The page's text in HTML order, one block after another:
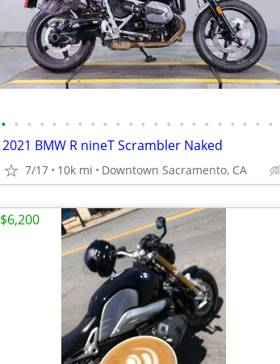
• • • • • • • • • • • • • • • • • • • • • •
2021 BMW R nineT Scrambler Naked
7/17 10k mi Downtown Sacramento, CA
$6,200